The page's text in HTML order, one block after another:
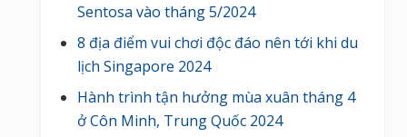
Sentosa vào tháng 5/2024
8 địa điểm vui chơi độc đáo nên tới khi du
lịch Singapore 2024
Hành trình tận hưởng mùa xuân tháng 4
ở Côn Minh, Trung Quốc 2024